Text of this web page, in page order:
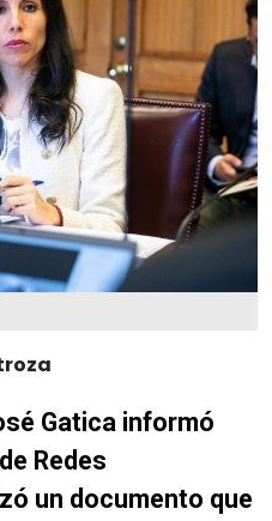
Gatica informó
Redes
un documento que